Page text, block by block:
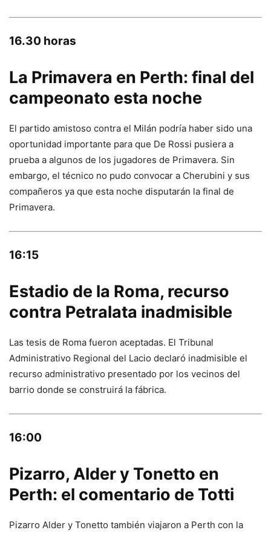
16.30 horas
La Primavera en Perth: final del
campeonato esta noche
El partido amistoso contra el Milán podría haber sido una
oportunidad importante para que De Rossi pusiera a
prueba a algunos de los jugadores de Primavera. Sin
embargo, el técnico no pudo convocar a Cherubini y sus
compañeros ya que esta noche disputarán la final de
Primavera.
16:15
Estadio de la Roma, recurso
contra Petralata inadmisible
Las tesis de Roma fueron aceptadas. El Tribunal
Administrativo Regional del Lacio declaró inadmisible el
recurso administrativo presentado por los vecinos del
barrio donde se construirá la fábrica.
16:00
Pizarro, Alder y Tonetto en
Perth: el comentario de Totti
Pizarro Alder y Tonetto también viajaron a Perth con la